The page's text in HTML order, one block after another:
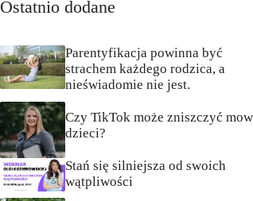
Ostatnio dodane
Parentyfikacja powinna być
strachem każdego rodzica, a
nieświadomie nie jest.
Czy TikTok może zniszczyć
dzieci?
Stań się silniejsza od swoich
wątpliwości